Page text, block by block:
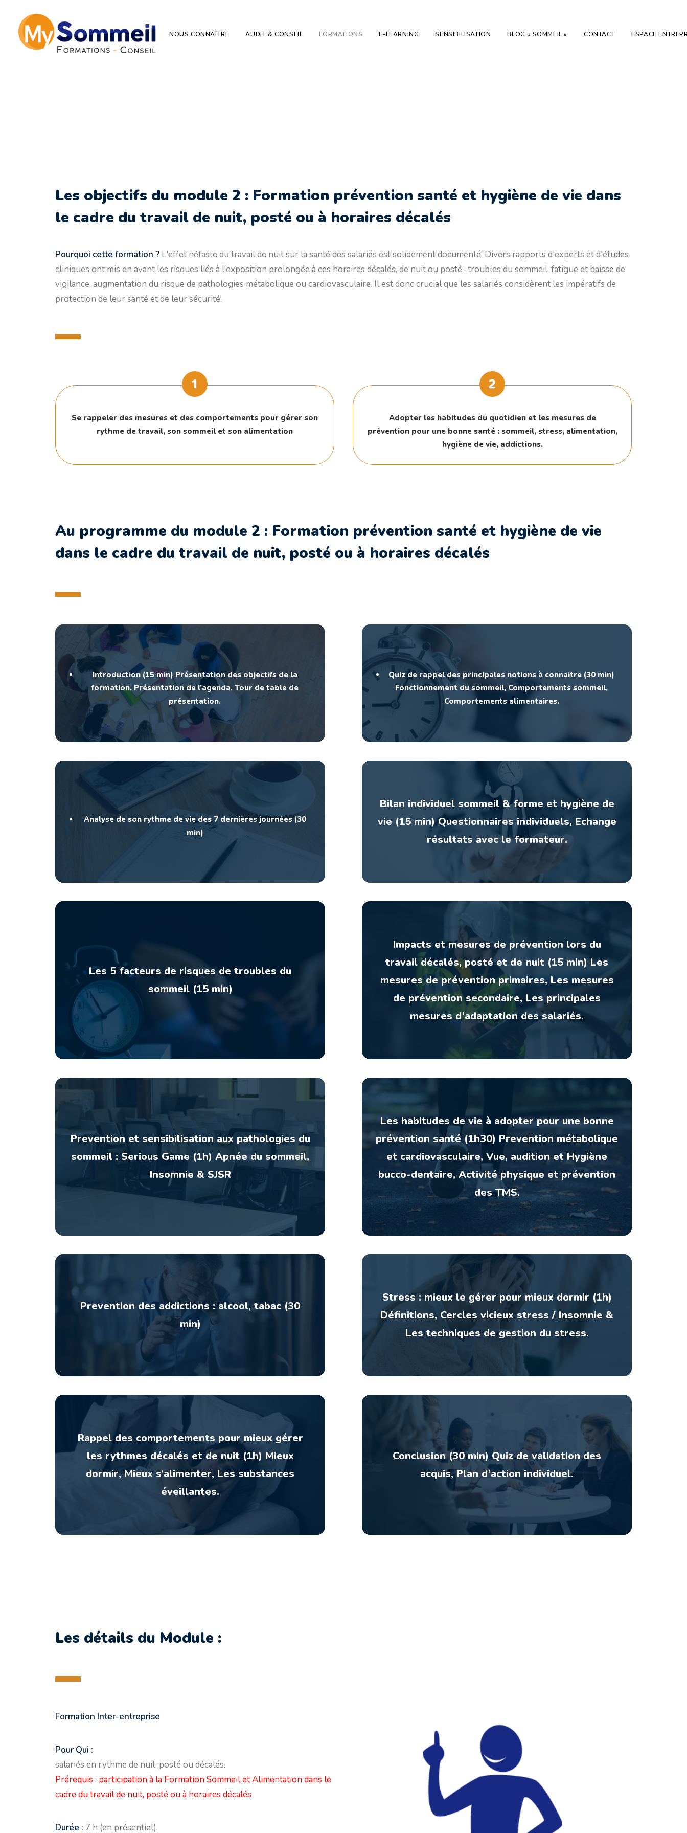
NOUS CONNAÎTRE AUDIT & CONSEIL FORMATIONS E-LEARNING SENSIBILISATION BLOG « SOMMEIL » CONTACT ESPACE
Les objectifs du module 2 : Formation prévention santé et hygiène de vie dans
le cadre du travail de nuit, posté ou à horaires décalés
Pourquoi cette formation ? L'effet néfaste du travail de nuit sur la santé des salariés est solidement documenté. Divers rapports d'experts et d'études
cliniques ont mis en avant les risques liés à l'exposition prolongée à ces horaires décalés, de nuit ou posté : troubles du sommeil, fatigue et baisse de
vigilance, augmentation du risque de pathologies métabolique ou cardiovasculaire. Il est donc crucial que les salariés considèrent les impératifs de
protection de leur santé et de leur sécurité.
Se rappeler des mesures et des comportements pour gérer son
rythme de travail, son sommeil et son alimentation
Adopter les habitudes du quotidien et les mesures de
prévention pour une bonne santé : sommeil, stress, alimentation,
hygiène de vie, addictions.
Au programme du module 2 : Formation prévention santé et hygiène de vie
dans le cadre du travail de nuit, posté ou à horaires décalés
Introduction (15 min) Présentation des objectifs de la
formation, Présentation de l’agenda, Tour de table de
présentation.
Quiz de rappel des principales notions à connaitre (30 min)
Fonctionnement du sommeil, Comportements sommeil,
Comportements alimentaires.
Analyse de son rythme de vie des 7 dernières journées (30
min)
Bilan individuel sommeil & forme et hygiène de
vie (15 min) Questionnaires individuels, Echange
résultats avec le formateur.
Les 5 facteurs de risques de troubles du
sommeil (15 min)
Impacts et mesures de prévention lors du
travail décalés, posté et de nuit (15 min) Les
mesures de prévention primaires, Les mesures
de prévention secondaire, Les principales
mesures d’adaptation des salariés.
Prevention et sensibilisation aux pathologies du
sommeil : Serious Game (1h) Apnée du sommeil,
Insomnie & SJSR
Les habitudes de vie à adopter pour une bonne
prévention santé (1h30) Prevention métabolique
et cardiovasculaire, Vue, audition et Hygiène
bucco-dentaire, Activité physique et prévention
des TMS.
Prevention des addictions : alcool, tabac (30
min)
Stress : mieux le gérer pour mieux dormir (1h)
Définitions, Cercles vicieux stress / Insomnie &
Les techniques de gestion du stress.
Rappel des comportements pour mieux gérer
les rythmes décalés et de nuit (1h) Mieux
dormir, Mieux s’alimenter, Les substances
éveillantes.
Conclusion (30 min) Quiz de validation des
acquis, Plan d’action individuel.
Les détails du Module :
Formation Inter-entreprise
Pour Qui :
salariés en rythme de nuit, posté ou décalés.
Prérequis : participation à la Formation Sommeil et Alimentation dans le
cadre du travail de nuit, posté ou à horaires décalés
Durée : 7 h (en présentiel).